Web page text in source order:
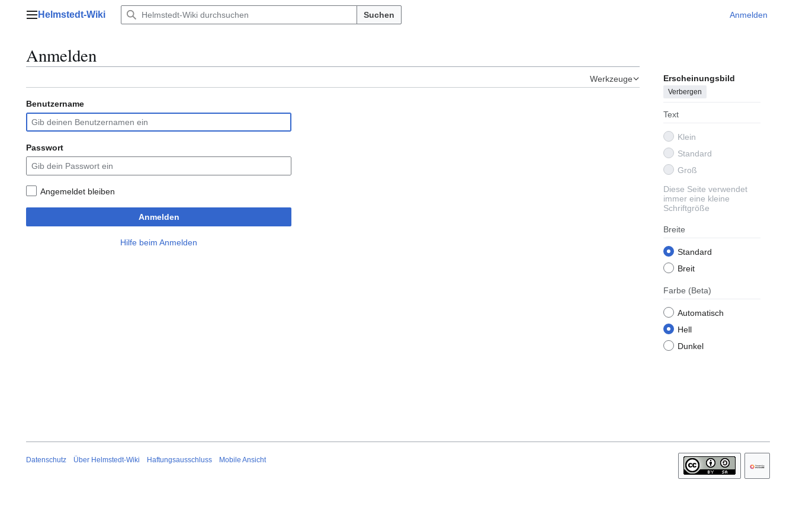
Hauptmenü
Helmstedt-Wiki Suchen Anmelden
Anmelden
Werkzeuge Erscheinungsbild
Verbergen
Text
Klein
Standard
Groß
Diese Seite verwendet
immer eine kleine
Schriftgröße
Breite
Standard
Breit
Farbe (Beta)
Automatisch
Hell
Dunkel
Benutzername
Passwort
Angemeldet bleiben
Anmelden
Hilfe beim Anmelden
Datenschutz Über Helmstedt-Wiki Haftungsausschluss Mobile Ansicht